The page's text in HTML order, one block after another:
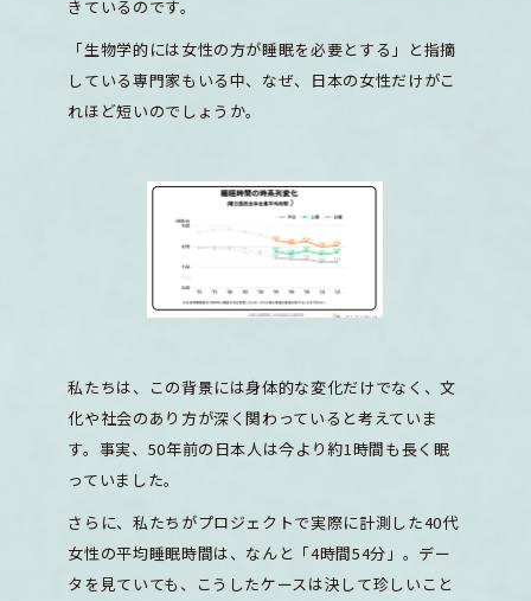
きているのです。
「生物学的には女性の方が睡眠を必要とする」と指摘
している専門家もいる中、なぜ、日本の女性だけがこ
れほど短いのでしょうか。
私たちは、この背景には身体的な変化だけでなく、文
化や社会のあり方が深く関わっていると考えていま
す。事実、50年前の日本人は今より約1時間も長く眠
っていました。
さらに、私たちがプロジェクトで実際に計測した40代
女性の平均睡眠時間は、なんと「4時間54分」。デー
タを見ていても、こうしたケースは決して珍しいこと